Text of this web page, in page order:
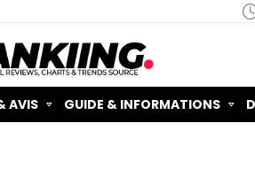
AVIS GUIDE & INFORMATIONS